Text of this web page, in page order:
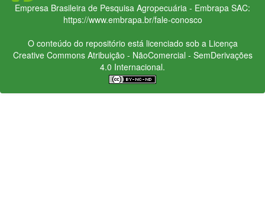
Empresa Brasileira de Pesquisa Agropecuária - Embrapa SAC:
https://www.embrapa.br/fale-conosco
O conteúdo do repositório está licenciado sob a Licença
Creative CommonsAtribuição - NãoComercial - SemDerivações
4.0 Internacional.